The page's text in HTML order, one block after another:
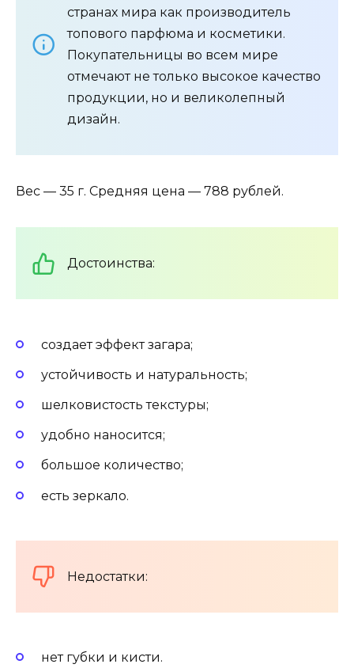
странах мира как производитель
топового парфюма и косметики.
Покупательницы во всем мире
отмечают не только высокое качество
продукции, но и великолепный
дизайн.
Вес — 35 г. Средняя цена — 788 рублей.
Достоинства:
создает эффект загара;
устойчивость и натуральность;
шелковистость текстуры;
удобно наносится;
большое количество;
есть зеркало.
Недостатки:
нет губки и кисти.